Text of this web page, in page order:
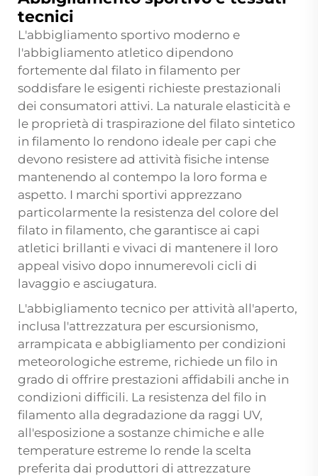
tecnici
L'abbigliamento sportivo moderno e
l'abbigliamento atletico dipendono
fortemente dal filato in filamento per
soddisfare le esigenti richieste prestazionali
dei consumatori attivi. La naturale elasticità e
le proprietà di traspirazione del filato sintetico
in filamento lo rendono ideale per capi che
devono resistere ad attività fisiche intense
mantenendo al contempo la loro forma e
aspetto. I marchi sportivi apprezzano
particolarmente la resistenza del colore del
filato in filamento, che garantisce ai capi
atletici brillanti e vivaci di mantenere il loro
appeal visivo dopo innumerevoli cicli di
lavaggio e asciugatura.
L'abbigliamento tecnico per attività all'aperto,
inclusa l'attrezzatura per escursionismo,
arrampicata e abbigliamento per condizioni
meteorologiche estreme, richiede un filo in
grado di offrire prestazioni affidabili anche in
condizioni difficili. La resistenza del filo in
filamento alla degradazione da raggi UV,
all'esposizione a sostanze chimiche e alle
temperature estreme lo rende la scelta
preferita dai produttori di attrezzature